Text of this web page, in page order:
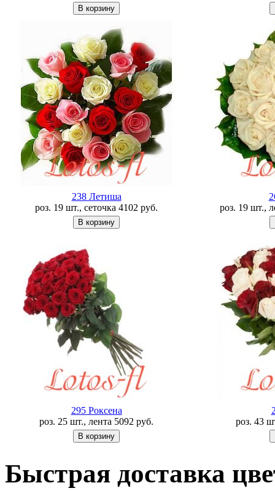
238 Летишa
роз. 19 шт., сеточка 4102 руб.
роз. 19 шт.,
295 Роксена
роз. 25 шт., лента 5092 руб.
роз. 43
Быстрая доставка